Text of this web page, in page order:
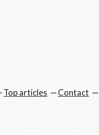
Top articles Contact